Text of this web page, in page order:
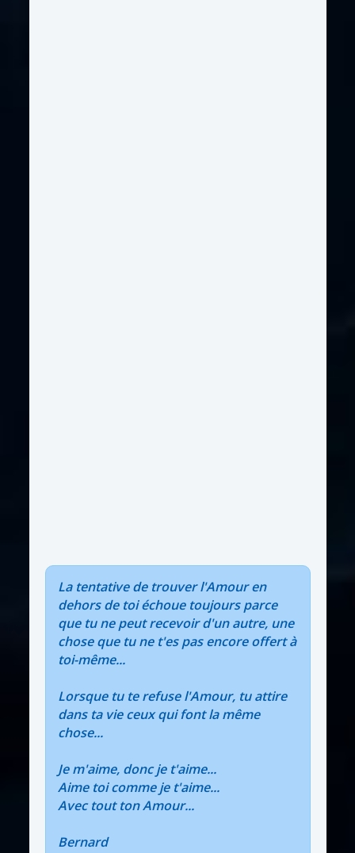
La tentative de trouver l'Amour en
dehors de toi échoue toujours parce
que tu ne peut recevoir d'un autre, une
chose que tu ne t'es pas encore offert à
toi-même...
Lorsque tu te refuse l'Amour, tu attire
dans ta vie ceux qui font la même
chose...
Je m'aime, donc je t'aime...
Aime toi comme je t'aime...
Avec tout ton Amour...
Bernard